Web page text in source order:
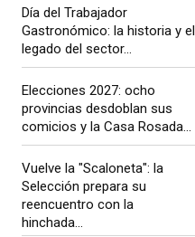
Día del Trabajador
Gastronómico: la historia y el
legado del sector...
Elecciones 2027: ocho
provincias desdoblan sus
comicios y la Casa Rosada...
Vuelve la "Scaloneta": la
Selección prepara su
reencuentro con la
hinchada...